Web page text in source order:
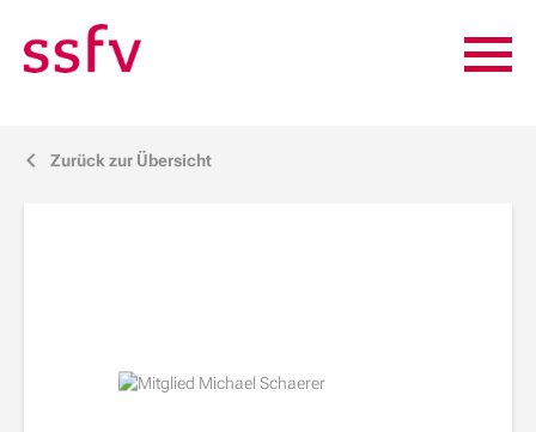
j Zurück zur Übersicht